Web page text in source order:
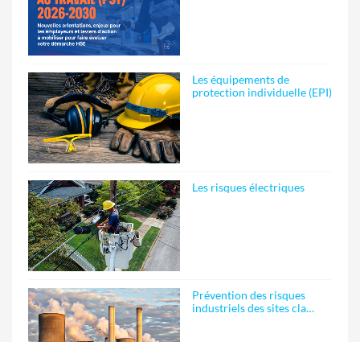
Les équipements de
protection individuelle (EPI)
Les risques électriques
Prévention des risques
industriels des sites cla…